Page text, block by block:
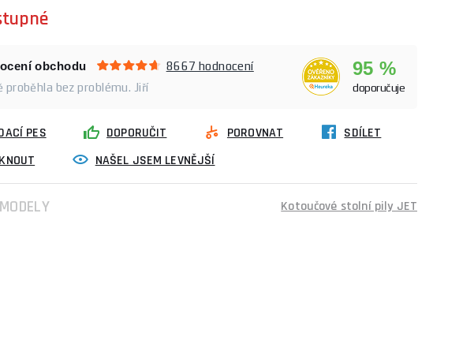
obchodu
8667 hodnocení
proběhla bez problému. Jiří
95 %
doporučuje
PES DOPORUČIT POROVNAT
SDÍLET
NAŠEL JSEM LEVNĚJŠÍ
Kotoučové stolní pily JET